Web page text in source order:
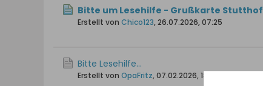
Bitte um Lesehilfe - Grußkarte Stutthof
Erstellt von Chico123, 26.07.2026, 07:25
Bitte Lesehilfe…
Erstellt von OpaFritz, 07.02.2026, 18:08